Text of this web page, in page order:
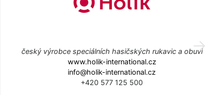
český výrobce speciálních hasičských rukavic a obuvi
www.holik-international.cz
info@holik-international.cz
+420 577 125 500